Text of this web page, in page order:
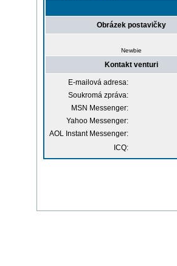
Obrázek postavičky
Newbie
Kontakt venturi
E-mailová adresa:
Soukromá zpráva:
MSN Messenger:
Yahoo Messenger:
AOL Instant Messenger:
ICQ: